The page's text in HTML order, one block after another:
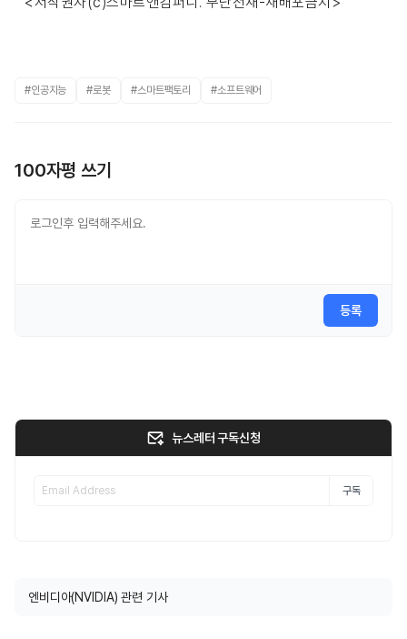
#인공지능 #로봇 #스마트팩토리 #소프트웨어
100자평 쓰기
등록
뉴스레터 구독신청
구독
엔비디아(NVIDIA) 관련 기사